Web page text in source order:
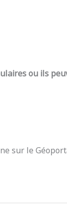
ou ils
sur le